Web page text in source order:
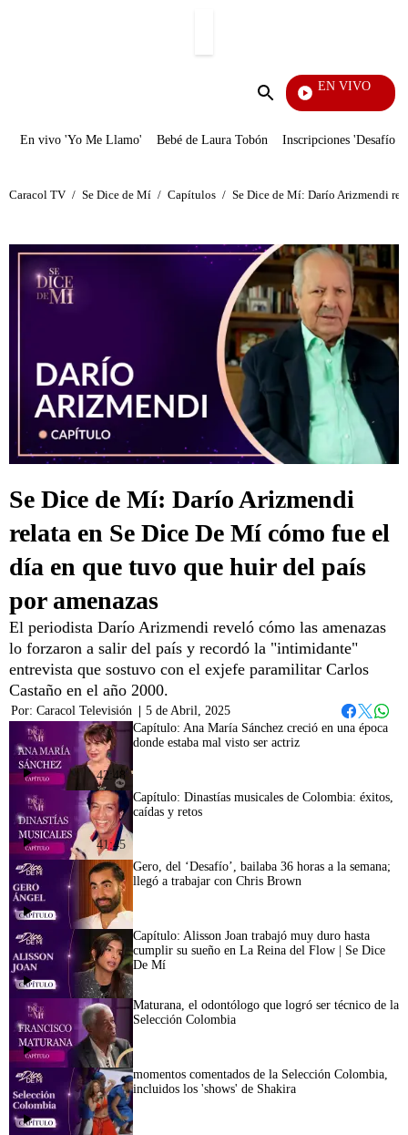
Enviar
EN VIVO
En vivo 'Yo Me Llamo' Bebé de Laura Tobón Inscripciones 'Desafío'
Caracol TV / Se Dice de Mí / Capítulos / Se Dice de Mí: Darío Arizmendi
Se Dice de Mí: Darío Arizmendi
relata en Se Dice De Mí cómo fue el
día en que tuvo que huir del país
por amenazas
El periodista Darío Arizmendi reveló cómo las amenazas
lo forzaron a salir del país y recordó la "intimidante"
entrevista que sostuvo con el exjefe paramilitar Carlos
Castaño en el año 2000.
Por: Caracol Televisión
5 de Abril, 2025
Facebook
Twitter
42:48
Capítulo: Ana María Sánchez creció en una época
donde estaba mal visto ser actriz
41:45
Capítulo: Dinastías musicales de Colombia: éxitos,
caídas y retos
Gero, del ‘Desafío’, bailaba 36 horas a la semana;
llegó a trabajar con Chris Brown
Capítulo: Alisson Joan trabajó muy duro hasta
cumplir su sueño en La Reina del Flow | Se Dice
De Mí
Maturana, el odontólogo que logró ser técnico de la
Selección Colombia
momentos comentados de la Selección Colombia,
incluidos los 'shows' de Shakira